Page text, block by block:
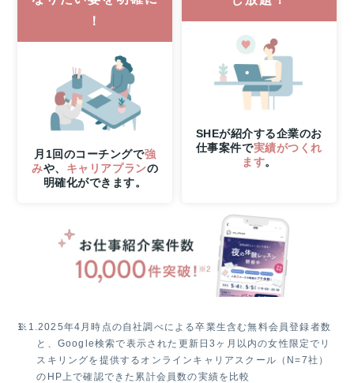
ト！
！
月1回のコーチングで強
みや、 キャリアプランの
明確化ができます。
SHEが紹介する企業のお
仕事案件で実績がつくれ
ます。
※1.2025年4月時点の自社調べによる卒業生含む無料会員登録者数
と、Google検索で表示された更新日3ヶ月以内の女性限定でリ
スキリングを提供するオンラインキャリアスクール（N=7社）
のHP上で確認できた累計会員数の実績を比較